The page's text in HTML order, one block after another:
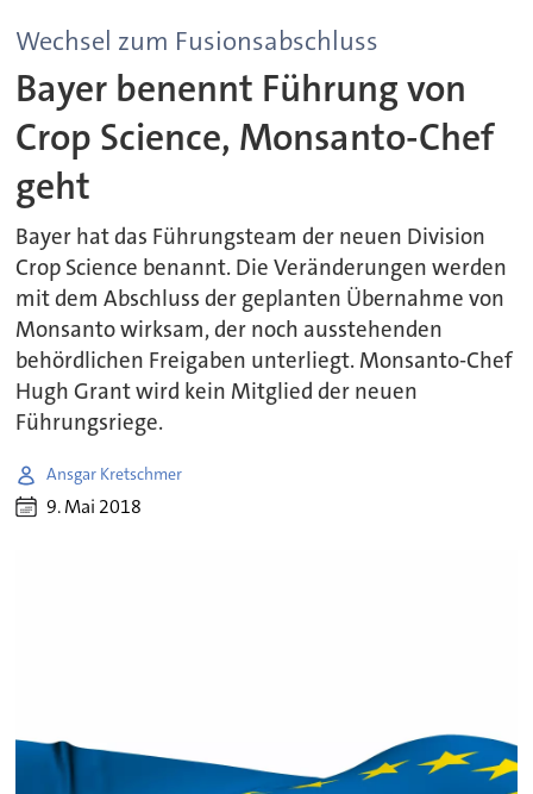
Wechsel zum Fusionsabschluss
Bayer benennt Führung von
Crop Science, Monsanto-Chef
geht
Bayer hat das Führungsteam der neuen Division
Crop Science benannt. Die Veränderungen werden
mit dem Abschluss der geplanten Übernahme von
Monsanto wirksam, der noch ausstehenden
behördlichen Freigaben unterliegt. Monsanto-Chef
Hugh Grant wird kein Mitglied der neuen
Führungsriege.
Ansgar Kretschmer
9. Mai 2018